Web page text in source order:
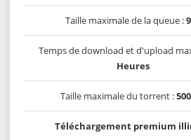
Taille maximale de la queue :
Temps de download et d'upload
Heures
Taille maximale du torrent :
Téléchargement premium